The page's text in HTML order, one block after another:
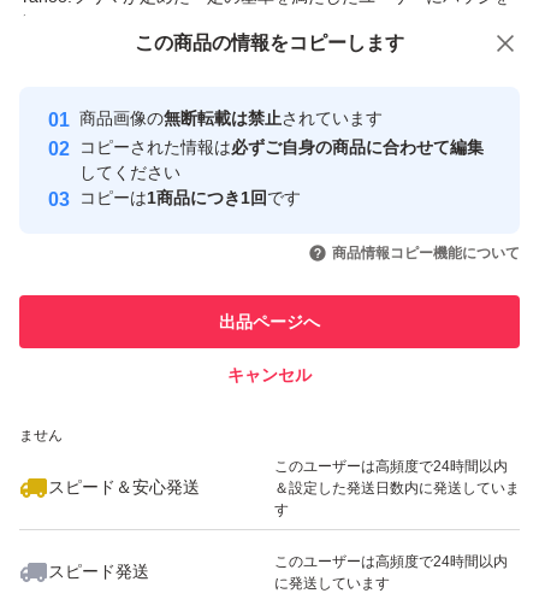
付与しています
安心取引出品者
心・安全なユーザーです
取引実績
引を完了させた実績があります
での取引実績があります
ません
スピード＆安心発送
このユーザーは高頻度で24時間以内
＆設定した発送日数内に発送していま
す
スピード発送
このユーザーは高頻度で24時間以内
に発送しています
この商品の情報をコピーします
商品画像の無断転載は禁止されています
コピーされた情報は必ずご自身の商品に合わせて編集
してください
コピーは1商品につき1回です
商品情報コピー機能について
出品ページへ
キャンセル
この商品をみている人にオススメ
いいね！
1,120